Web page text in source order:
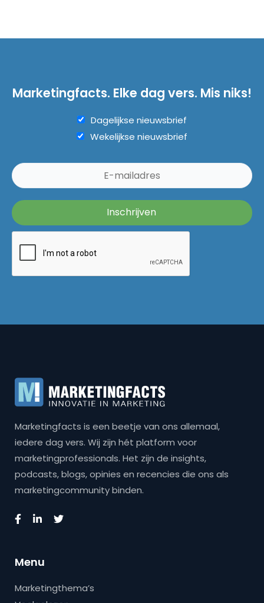
Marketingfacts. Elke dag vers. Mis niks!
Dagelijkse nieuwsbrief
Wekelijkse nieuwsbrief
Marketingfacts is een beetje van ons allemaal,
iedere dag vers. Wij zijn hét platform voor
marketingprofessionals. Het zijn de insights,
podcasts, blogs, opinies en recencies die ons als
marketingcommunity binden.
Menu
Marketingthema’s